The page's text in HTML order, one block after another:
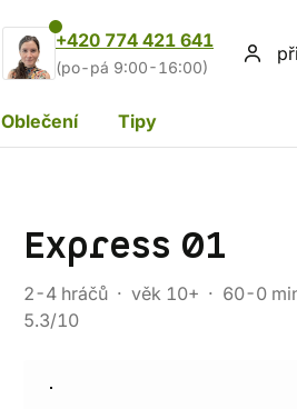
+420 774 421 641
(po-pá 9:00-16:00)
Oblečení Tipy
Express 01
2-4 hráčů věk 10+ 60-0
5.3/10